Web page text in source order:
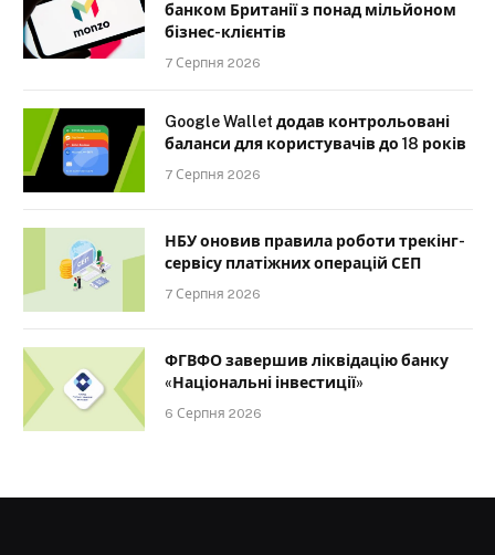
банком Британії з понад мільйоном
бізнес-клієнтів
7 Серпня 2026
Google Wallet додав контрольовані
баланси для користувачів до 18 років
7 Серпня 2026
НБУ оновив правила роботи трекінг-
сервісу платіжних операцій СЕП
7 Серпня 2026
ФГВФО завершив ліквідацію банку
«Національні інвестиції»
6 Серпня 2026